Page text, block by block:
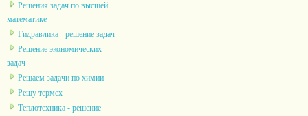
Решения задач по высшей
математике
Гидравлика - решение задач
Решение экономических
задач
Решаем задачи по химии
Решу термех
Теплотехника - решение